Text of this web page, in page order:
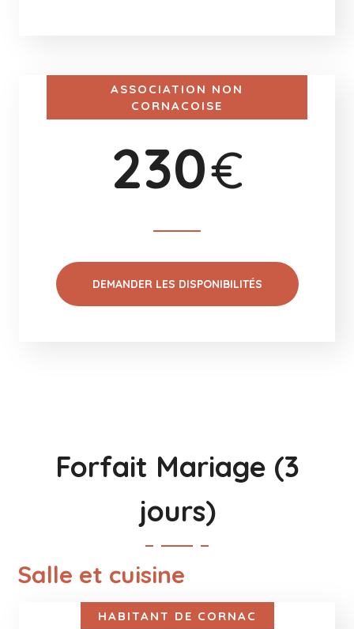
ASSOCIATION NON
CORNACOISE
230€
DEMANDER LES DISPONIBILITÉS
Forfait Mariage (3
jours)
Salle et cuisine
HABITANT DE CORNAC